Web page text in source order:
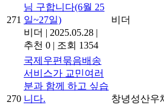
271
님 구합니다(6월 25
일~27일)
비더 | 2025.05.28 |
추천 0 | 조회 1354
비더
270
국제우편묶음배송
서비스가 교민여러
분과 함께 하고 싶습
니다.
창녕성산우